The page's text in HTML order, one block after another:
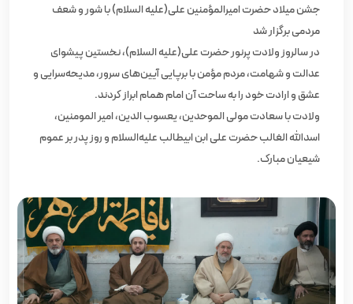
جشن میلاد حضرت امیرالمؤمنین علی(علیه السلام) با شور و شعف
مردمی برگزار شد
در سالروز ولادت پرنور حضرت علی(علیه السلام)، نخستین پیشوای
عدالت و شهامت، مردم مؤمن با برپایی آیین‌های سرور، مدیحه‌سرایی و
عشق و ارادت خود را به ساحت آن امام همام ابراز کردند.
ولادت با سعادت مولی الموحدین، یعسوب الدین، امیر المومنین،
اسدالله الغالب حضرت علی ابن ابیطالب علیه‌السلام و روز پدر بر عموم
شیعیان مبارک.